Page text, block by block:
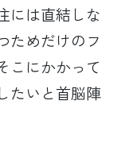
には直結しな
ためだけのフ
こにかかって
たいと首脳陣